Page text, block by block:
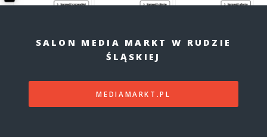
SALON MEDIA MARKT W RUDZIE
ŚLĄSKIEJ
MEDIAMARKT.PL